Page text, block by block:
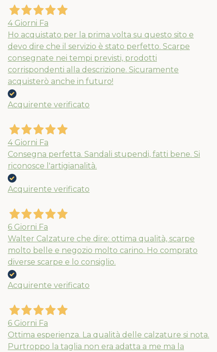
4 Giorni Fa
Ho acquistato per la prima volta su questo sito e
devo dire che il servizio è stato perfetto. Scarpe
consegnate nei tempi previsti, prodotti
corrispondenti alla descrizione. Sicuramente
acquisterò anche in futuro!
Acquirente verificato
4 Giorni Fa
Consegna perfetta. Sandali stupendi, fatti bene. Si
riconosce l'artigianalità.
Acquirente verificato
6 Giorni Fa
Walter Calzature che dire: ottima qualità, scarpe
molto belle e negozio molto carino. Ho comprato
diverse scarpe e lo consiglio.
Acquirente verificato
6 Giorni Fa
Ottima esperienza. La qualità delle calzature si nota.
Purtroppo la taglia non era adatta a me ma la